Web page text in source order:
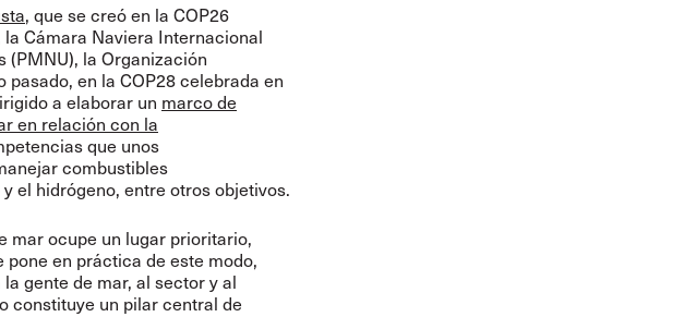
, que se creó en la COP26
Cámara Naviera Internacional
(PMNU), la Organización
en la COP28 celebrada en
a elaborar un marco de
en relación con la
que unos
combustibles
el hidrógeno, entre otros objetivos.
mar ocupe un lugar prioritario,
en práctica de este modo,
gente de mar, al sector y al
constituye un pilar central de